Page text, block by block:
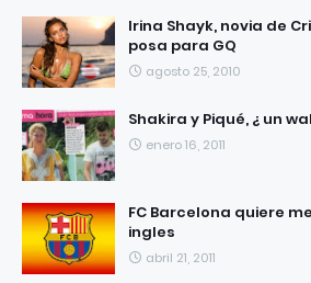
RECIENTES
Irina Shayk, novia de
posa para GQ
agosto 25, 2010
Shakira y Piqué, ¿ un
enero 16, 2011
FC Barcelona quiere
ingles
abril 21, 2011